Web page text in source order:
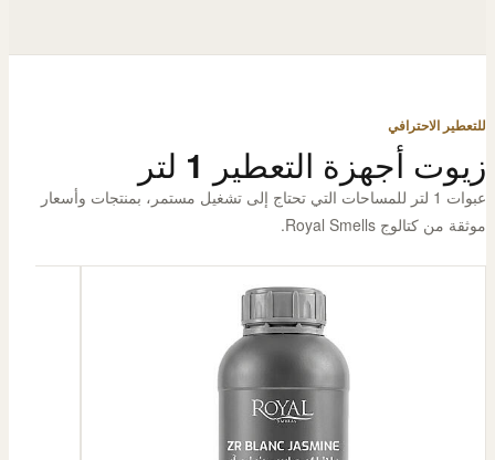
للتعطير الاحترافي
زيوت أجهزة التعطير 1 لتر
عبوات 1 لتر للمساحات التي تحتاج إلى تشغيل مستمر، بمنتجات وأسعار
موثقة من كتالوج Royal Smells.